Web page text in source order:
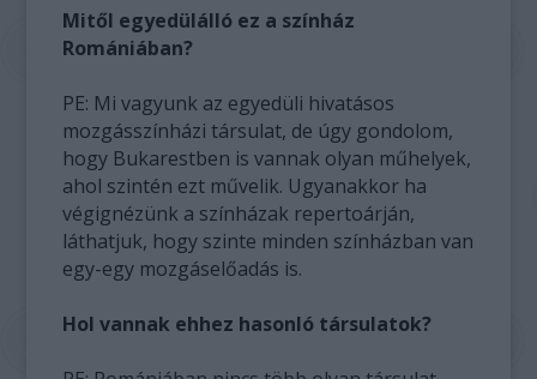
Mitől egyedülálló ez a színház
Romániában?
PE: Mi vagyunk az egyedüli hivatásos
mozgásszínházi társulat, de úgy gondolom,
hogy Bukarestben is vannak olyan műhelyek,
ahol szintén ezt művelik. Ugyanakkor ha
végignézünk a színházak repertoárján,
láthatjuk, hogy szinte minden színházban van
egy-egy mozgáselőadás is.
Hol vannak ehhez hasonló társulatok?